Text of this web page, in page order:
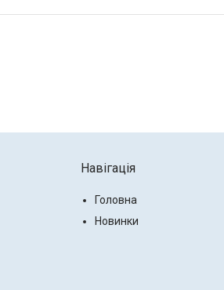
Навігація
Головна
Новинки